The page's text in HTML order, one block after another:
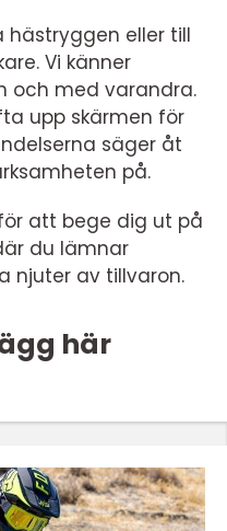
hästryggen eller till
Vi känner
och med varandra.
upp skärmen för
säger åt
på.
att bege dig ut på
du lämnar
njuter av tillvaron.
här